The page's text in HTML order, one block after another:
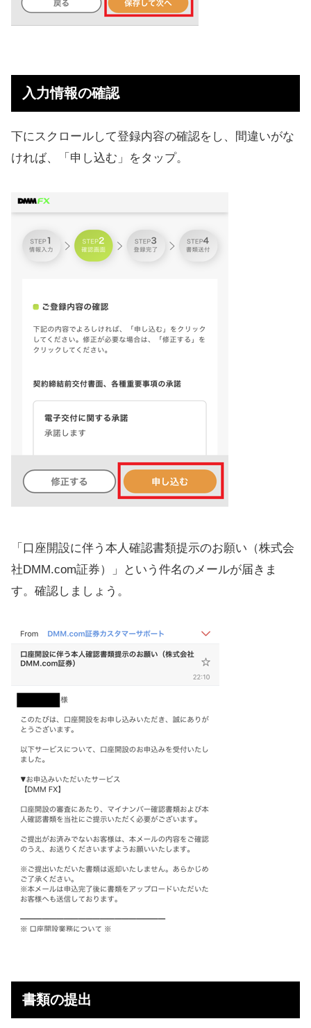
入力情報の確認
下にスクロールして登録内容の確認をし、間違いがな
ければ、「申し込む」をタップ。
「口座開設に伴う本人確認書類提示のお願い（株式会
社DMM.com証券）」という件名のメールが届きま
す。確認しましょう。
書類の提出